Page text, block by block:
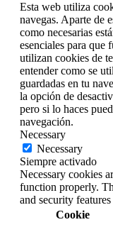
Esta web utiliza
navegas. Aparte de
como necesarias
esenciales para que
utilizan cookies de
entender como se
guardadas en tu
la opción de
pero si lo haces
navegación.
Necessary
Necessary
Siempre activado
Necessary cookies
function properly.
and security
Cookie